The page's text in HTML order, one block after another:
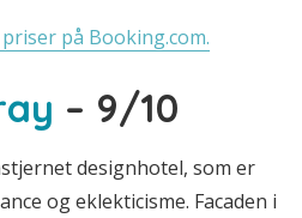
på Booking.com.
– 9/10
designhotel, som er
og eklekticisme. Facaden i